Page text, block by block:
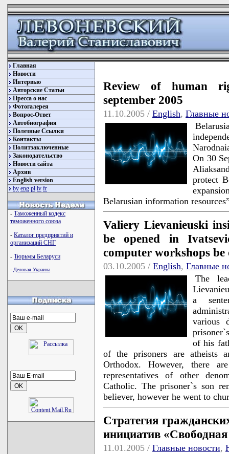
Главная
Новости
Интервью
Авторские Статьи
Пресса о нас
Фотогалерея
Вопрос-Ответ
Автобиография
Полезные Ссылки
Контакты
Политзаключенные
Законодательство
Новости сайта
Архив
English version
by eng pl lv fr
- Таможенный кодекс
таможенного союза
- Каталог предприятий и
организаций СНГ
- Тюрьмы Беларуси
- Деловая Украина
Review of human
september 2005
11.10.2005 / English, Главные
On 30
protect
Belarusian information
Valiery Lievanieuski
be opened in
computer workshops
03.10.2005 / English, Главные
The
a
various
of his
of the prisoners are atheists
Orthodox. However, there
representatives of other
Catholic. The prisoner`s son
believer, however he went to
Стратегия
инициатив
11.01.2005 / Главные новости,